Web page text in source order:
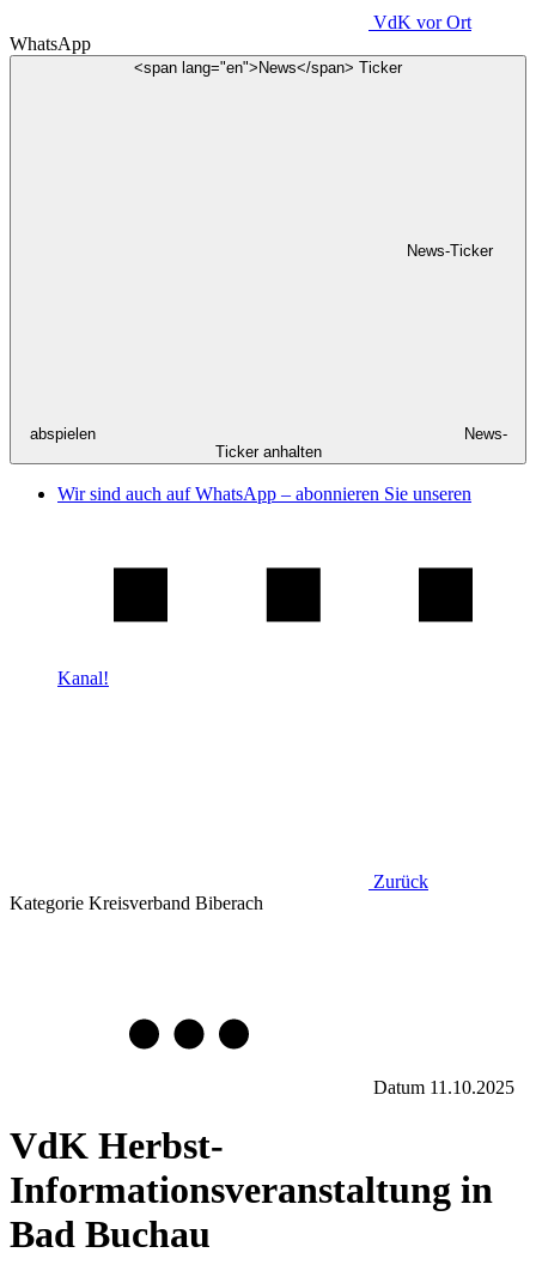
VdK vor Ort
WhatsApp
<span lang="en">News</span> Ticker
News-Ticker
abspielen
News-
Ticker anhalten
Wir sind auch auf WhatsApp – abonnieren Sie unseren
Kanal!
Zurück
Kategorie Kreisverband Biberach
Datum 11.10.2025
VdK Herbst-
Informationsveranstaltung in
Bad Buchau